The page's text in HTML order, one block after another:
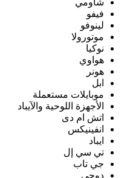
شاومي
فيفو
لينوفو
موتورولا
نوكيا
هواوي
هونر
ابل
موبايلات مستعملة
الأجهزة اللوحية والآيباد
اتش ام دى
انفينيكس
ايباد
تي سي إل
جي تاب
دوجى